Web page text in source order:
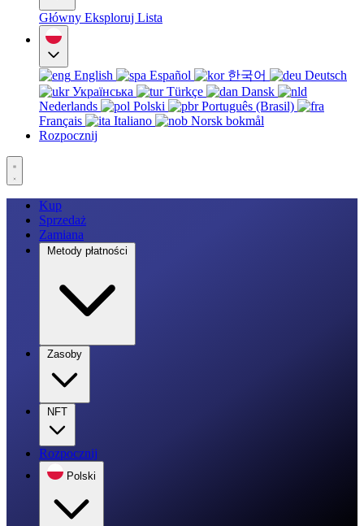
Główny Eksploruj Lista
English Español 한국어
Deutsch
Українська
Türkçe
Dansk
Nederlands
Polski
Português (Brasil)
Français
Italiano
Norsk bokmål
Rozpocznij
Kup
Sprzedaż
Zamiana
Metody płatności
Zasoby
NFT
Rozpocznij
Polski